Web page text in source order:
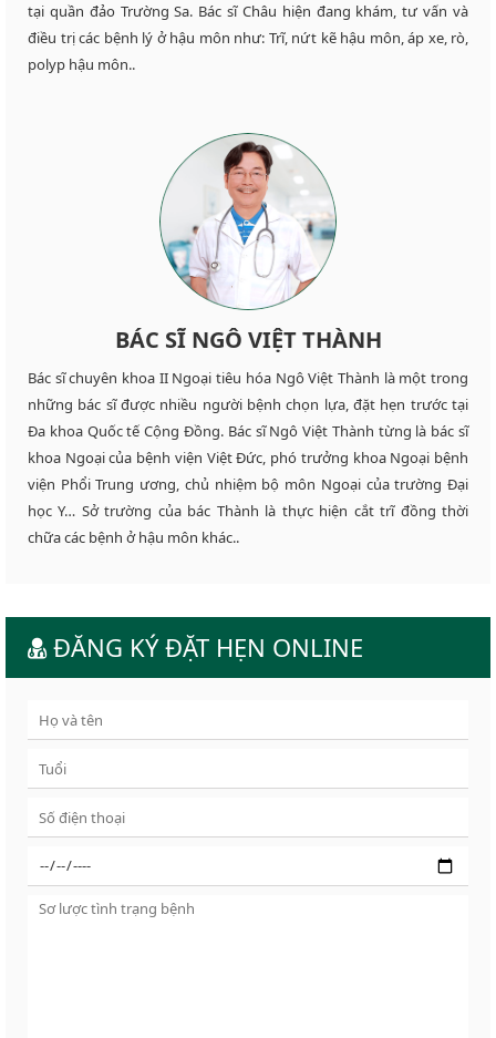
tại quần đảo Trường Sa. Bác sĩ Châu hiện đang khám, tư vấn và
điều trị các bệnh lý ở hậu môn như: Trĩ, nứt kẽ hậu môn, áp xe, rò,
polyp hậu môn..
BÁC SĨ NGÔ VIỆT THÀNH
Bác sĩ chuyên khoa II Ngoại tiêu hóa Ngô Việt Thành là một trong
những bác sĩ được nhiều người bệnh chọn lựa, đặt hẹn trước tại
Đa khoa Quốc tế Cộng Đồng. Bác sĩ Ngô Việt Thành từng là bác sĩ
khoa Ngoại của bệnh viện Việt Đức, phó trưởng khoa Ngoại bệnh
viện Phổi Trung ương, chủ nhiệm bộ môn Ngoại của trường Đại
học Y… Sở trường của bác Thành là thực hiện cắt trĩ đồng thời
chữa các bệnh ở hậu môn khác..
ĐĂNG KÝ ĐẶT HẸN ONLINE